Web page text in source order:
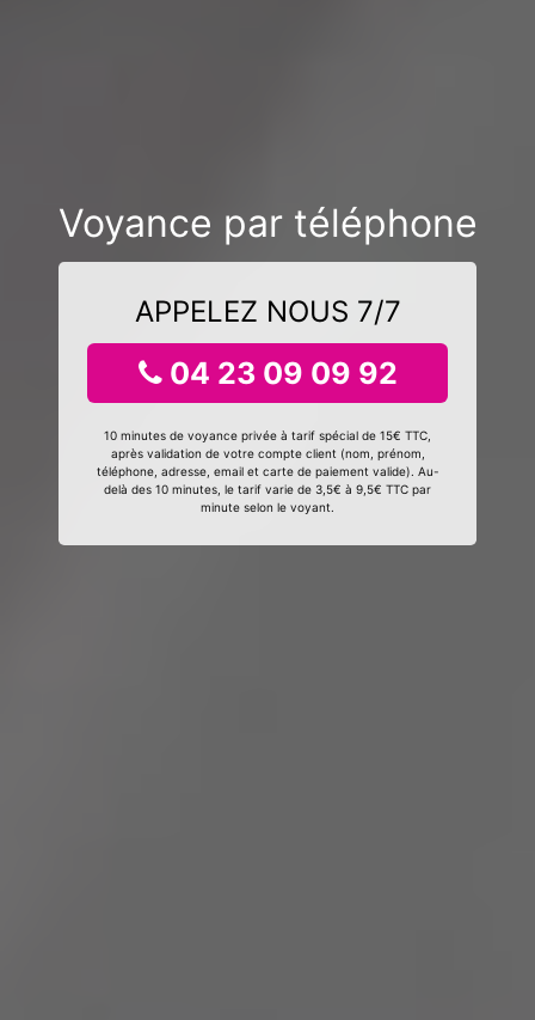
Voyance par téléphone
APPELEZ NOUS 7/7
04 23 09 09 92
10 minutes de voyance privée à tarif spécial de 15€ TTC,
après validation de votre compte client (nom, prénom,
téléphone, adresse, email et carte de paiement valide). Au-
delà des 10 minutes, le tarif varie de 3,5€ à 9,5€ TTC par
minute selon le voyant.